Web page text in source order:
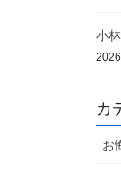
小
カ
お